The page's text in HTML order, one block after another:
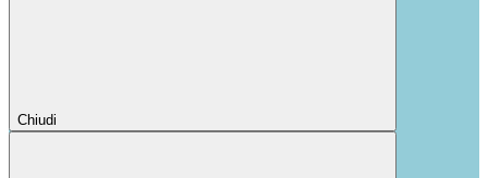
Chiudi